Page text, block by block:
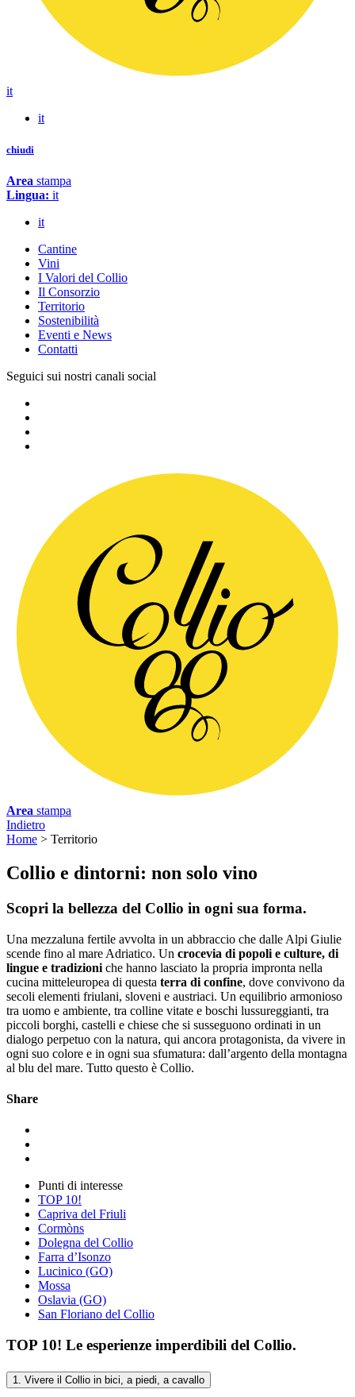
it
it
chiudi
Area stampa
Lingua: it
it
Cantine
Vini
I Valori del Collio
Il Consorzio
Territorio
Sostenibilità
Eventi e News
Contatti
Seguici sui nostri canali social
Area stampa
Indietro
Home > Territorio
Collio e dintorni: non solo vino
Scopri la bellezza del Collio in ogni sua forma.
Una mezzaluna fertile avvolta in un abbraccio che dalle Alpi Giulie
scende fino al mare Adriatico. Un crocevia di popoli e culture, di
lingue e tradizioni che hanno lasciato la propria impronta nella
cucina mitteleuropea di questa terra di confine, dove convivono da
secoli elementi friulani, sloveni e austriaci. Un equilibrio armonioso
tra uomo e ambiente, tra colline vitate e boschi lussureggianti, tra
piccoli borghi, castelli e chiese che si susseguono ordinati in un
dialogo perpetuo con la natura, qui ancora protagonista, da vivere in
ogni suo colore e in ogni sua sfumatura: dall’argento della montagna
al blu del mare. Tutto questo è Collio.
Share
Punti di interesse
TOP 10!
Capriva del Friuli
Cormòns
Dolegna del Collio
Farra d’Isonzo
Lucinico (GO)
Mossa
Oslavia (GO)
San Floriano del Collio
TOP 10! Le esperienze imperdibili del Collio.
1. Vivere il Collio in bici, a piedi, a cavallo